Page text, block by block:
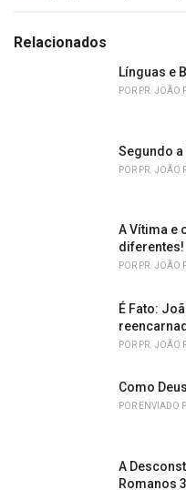
e
Relacionados
Línguas e
POR PR. JOÃO
Segundo
POR PR. JOÃO
A Vítima e
diferentes!
POR PR. JOÃO
É Fato:
POR PR. JOÃO
Como
POR ENVIADO
A
Romanos 3